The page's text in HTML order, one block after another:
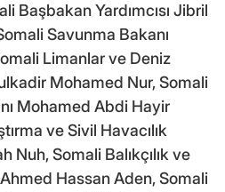
Başbakan Yardımcısı Jibril
Savunma Bakanı
Limanlar ve Deniz
Mohamed Nur, Somali
Mohamed Abdi Hayir
ve Sivil Havacılık
Nuh, Somali Balıkçılık ve
Hassan Aden, Somali